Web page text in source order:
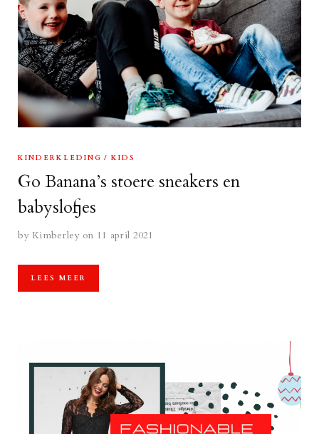
KINDERKLEDING KIDS
Go Banana’s stoere sneakers en
babyslofjes
by Kimberley on 11 april 2021
LEES MEER